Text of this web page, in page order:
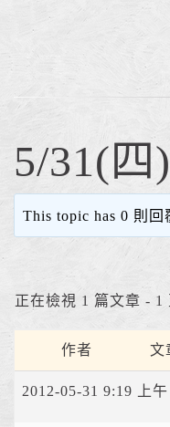
5/31(
This topic has 0 則
正在檢視 1 篇文章 - 1
作者 文
2012-05-31 9:19 上午